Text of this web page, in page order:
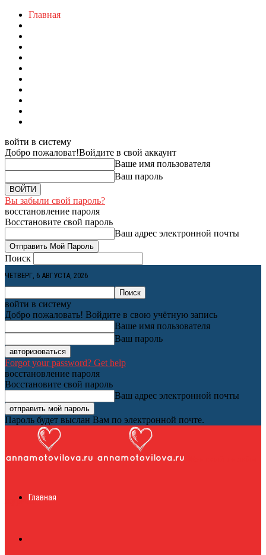
Главная
войти в систему
Добро пожаловат!Войдите в свой аккаунт
Ваше имя пользователя
Ваш пароль
Вы забыли свой пароль?
восстановление пароля
Восстановите свой пароль
Ваш адрес электронной почты
Поиск
ЧЕТВЕРГ, 6 АВГУСТА, 2026
войти в систему
Добро пожаловать! Войдите в свою учётную запись
Ваше имя пользователя
Ваш пароль
Forgot your password? Get help
восстановление пароля
Восстановите свой пароль
Ваш адрес электронной почты
Пароль будет выслан Вам по электронной почте.
журналГлавная